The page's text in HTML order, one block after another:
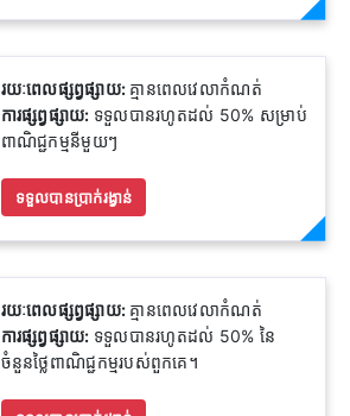
រយៈពេលផ្សព្វផ្សាយ: គ្មានពេលវេលាកំណត់
ការផ្សព្វផ្សាយ: ទទួលបានរហូតដល់ 50% សម្រាប់
ពាណិជ្ជកម្មនីមួយៗ
ទទួលបានប្រាក់រង្វាន់
រយៈពេលផ្សព្វផ្សាយ: គ្មានពេលវេលាកំណត់
ការផ្សព្វផ្សាយ: ទទួលបានរហូតដល់ 50% នៃ
ចំនួនថ្លៃពាណិជ្ជកម្មរបស់ពួកគេ។